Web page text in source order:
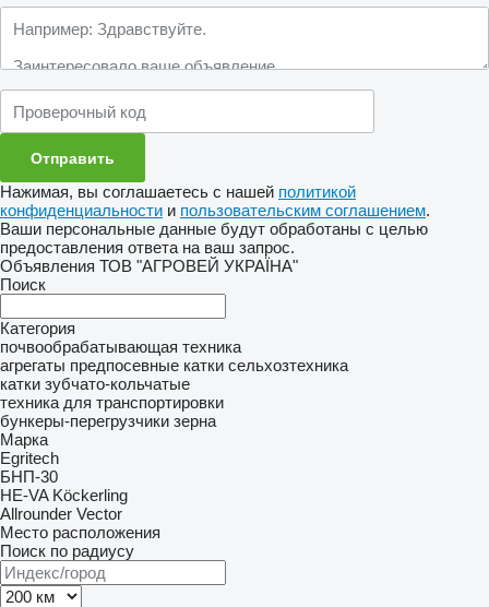
Нажимая, вы соглашаетесь с нашей политикой
конфиденциальности и пользовательским соглашением.
Ваши персональные данные будут обработаны с целью
предоставления ответа на ваш запрос.
Объявления ТОВ "АГРОВЕЙ УКРАЇНА"
Поиск
Категория
почвообрабатывающая техника
агрегаты предпосевные катки сельхозтехника
катки зубчато-кольчатые
техника для транспортировки
бункеры-перегрузчики зерна
Марка
Egritech
БНП-30
HE-VA Köckerling
Allrounder Vector
Место расположения
Поиск по радиусу